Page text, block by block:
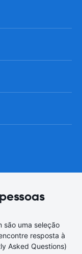
são uma seleção
resposta à
Asked Questions)